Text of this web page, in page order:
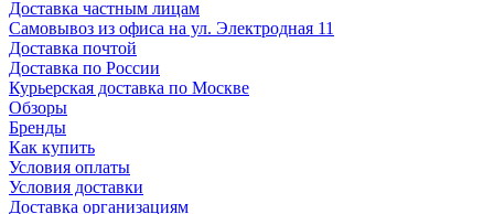
Доставка частным лицам
Самовывоз из офиса на ул. Электродная 11
Доставка почтой
Доставка по России
Курьерская доставка по Москве
Обзоры
Бренды
Как купить
Условия оплаты
Условия доставки
Доставка организациям